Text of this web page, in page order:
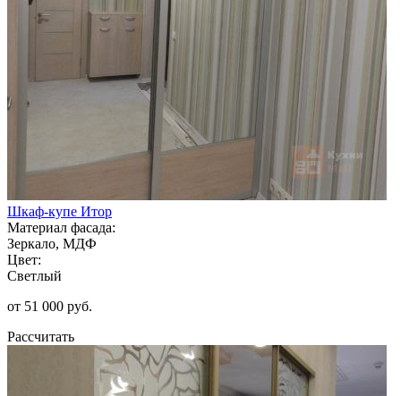
Шкаф-купе Итор
Материал фасада:
Зеркало, МДФ
Цвет:
Светлый
от 51 000 руб.
Рассчитать